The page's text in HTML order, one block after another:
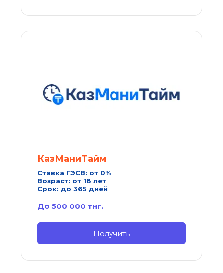
КазМаниТайм
Ставка ГЭСВ: от 0%
Возраст: от 18 лет
Срок: до 365 дней
До 500 000 тнг.
Получить